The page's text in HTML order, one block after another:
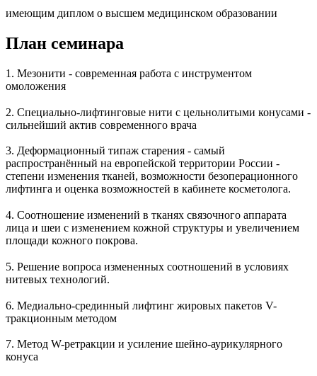
имеющим диплом о высшем медицинском образовании
План семинара
1. Мезонити - современная работа с инструментом
омоложения
2. Специально-лифтинговые нити с цельнолитыми конусами -
сильнейший актив современного врача
3. Деформационный типаж старения - самый
распространённый на европейской территории России -
степени изменения тканей, возможности безоперационного
лифтинга и оценка возможностей в кабинете косметолога.
4. Соотношение изменений в тканях связочного аппарата
лица и шеи с изменением кожной структуры и увеличением
площади кожного покрова.
5. Решение вопроса измененных соотношений в условиях
нитевых технологий.
6. Медиально-срединный лифтинг жировых пакетов V-
тракционным методом
7. Метод W-ретракции и усиление шейно-аурикулярного
конуса